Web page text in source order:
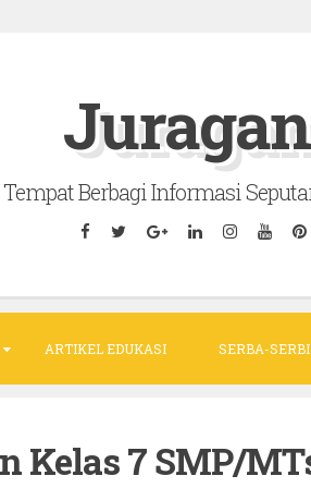
Tempat Berbagi Informasi
ARTIKEL EDUKASI SERBA-SERBI
Kelas 7 SMP/